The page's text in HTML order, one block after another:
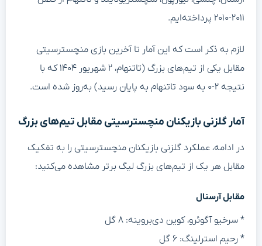
۲۰۱۱-۲۰۱۰ پرداخته‌ایم.
لازم به ذکر است که این آمار تا آخرین بازی منچسترسیتی
مقابل یکی از تیم‌های بزرگ (تاتنهام، ۲ شهریور ۱۴۰۴ که با
نتیجه ۲-۰ به سود تاتنهام به پایان رسید) به‌روز شده است.
آمار گلزنی بازیکنان منچسترسیتی مقابل تیم‌های بزرگ
در ادامه، عملکرد گلزنی بازیکنان منچسترسیتی را به تفکیک
مقابل هر یک از تیم‌های بزرگ لیگ برتر مشاهده می‌کنید:
مقابل آرسنال
* سرخیو آگوئرو، کوین دی‌بروینه: ۸ گل
* رحیم استرلینگ: ۶ گل